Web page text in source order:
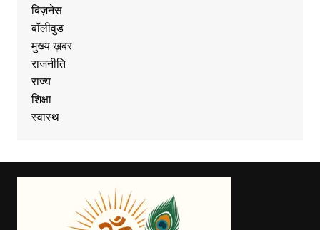
बिज़नेस
बॉलीवुड
मुख्य ख़बर
राजनीति
राज्य
शिक्षा
स्वास्थ